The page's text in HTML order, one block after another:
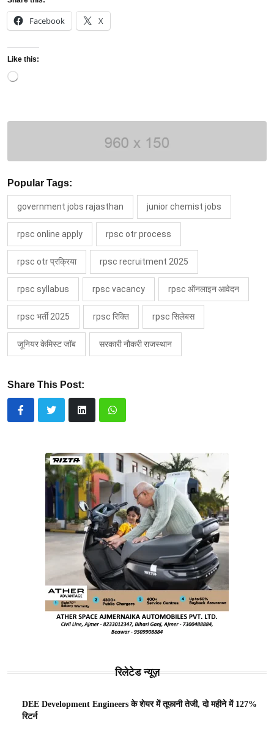
Facebook X
Like this:
Loading…
Popular Tags:
government jobs rajasthan junior chemist jobs
rpsc online apply rpsc otr process
rpsc otr प्रक्रिया rpsc recruitment 2025
rpsc syllabus rpsc vacancy rpsc ऑनलाइन आवेदन
rpsc भर्ती 2025 rpsc रिक्ति rpsc सिलेबस
जूनियर केमिस्ट जॉब सरकारी नौकरी राजस्थान
Share This Post:
रिलेटेड न्यूज़
DEE Development Engineers के शेयर में तूफानी तेजी, दो महीने में 127%
रिटर्न